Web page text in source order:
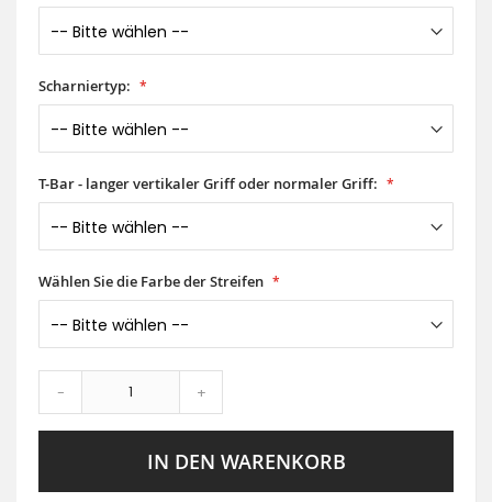
Scharniertyp:
T-Bar - langer vertikaler Griff oder normaler Griff:
Wählen Sie die Farbe der Streifen
- +
IN DEN WARENKORB